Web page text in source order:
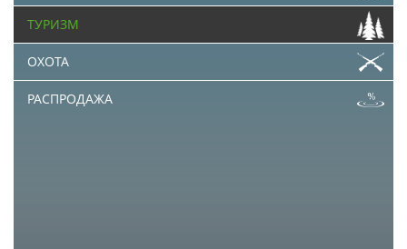
ТУРИЗМ
ОХОТА
РАСПРОДАЖА